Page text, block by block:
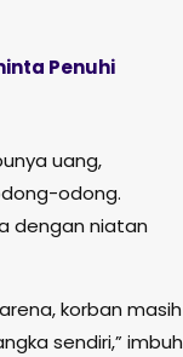
Penuhi
uang,
odong.
dengan niatan
korban masih
sendiri,” imbuh